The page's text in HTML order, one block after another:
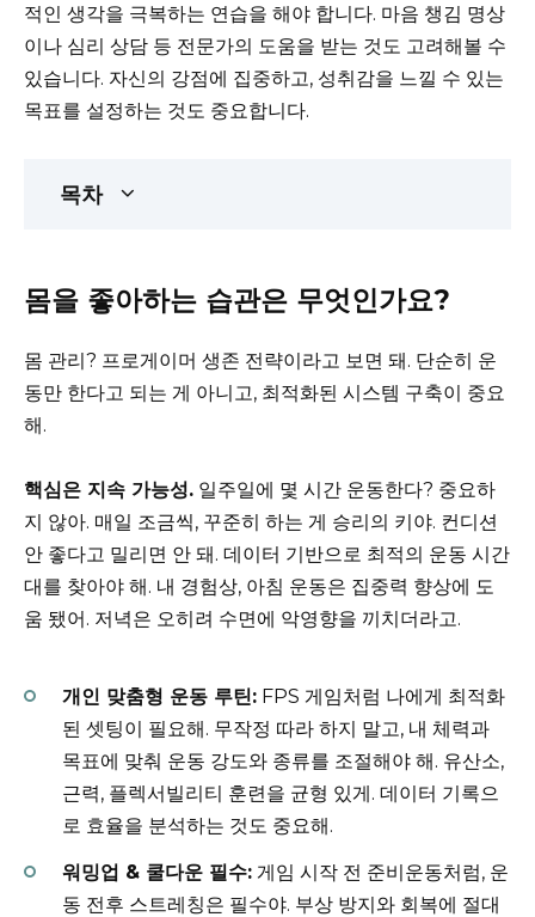
적인 생각을 극복하는 연습을 해야 합니다. 마음 챙김 명상
이나 심리 상담 등 전문가의 도움을 받는 것도 고려해볼 수
있습니다. 자신의 강점에 집중하고, 성취감을 느낄 수 있는
목표를 설정하는 것도 중요합니다.
목차
몸을 좋아하는 습관은 무엇인가요?
몸 관리? 프로게이머 생존 전략이라고 보면 돼. 단순히 운
동만 한다고 되는 게 아니고, 최적화된 시스템 구축이 중요
해.
핵심은 지속 가능성. 일주일에 몇 시간 운동한다? 중요하
지 않아. 매일 조금씩, 꾸준히 하는 게 승리의 키야. 컨디션
안 좋다고 밀리면 안 돼. 데이터 기반으로 최적의 운동 시간
대를 찾아야 해. 내 경험상, 아침 운동은 집중력 향상에 도
움 됐어. 저녁은 오히려 수면에 악영향을 끼치더라고.
개인 맞춤형 운동 루틴: FPS 게임처럼 나에게 최적화
된 셋팅이 필요해. 무작정 따라 하지 말고, 내 체력과
목표에 맞춰 운동 강도와 종류를 조절해야 해. 유산소,
근력, 플렉서빌리티 훈련을 균형 있게. 데이터 기록으
로 효율을 분석하는 것도 중요해.
워밍업 & 쿨다운 필수: 게임 시작 전 준비운동처럼, 운
동 전후 스트레칭은 필수야. 부상 방지와 회복에 절대